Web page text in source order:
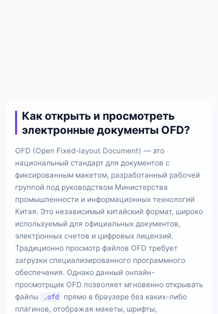
Как открыть и просмотреть
электронные документы OFD?
OFD (Open Fixed-layout Document) — это
национальный стандарт для документов с
фиксированным макетом, разработанный рабочей
группой под руководством Министерства
промышленности и информационных технологий
Китая. Это независимый китайский формат, широко
используемый для официальных документов,
электронных счетов и цифровых лицензий.
Традиционно просмотр файлов OFD требует
загрузки специализированного программного
обеспечения. Однако данный онлайн-
просмотрщик OFD позволяет мгновенно открывать
файлы
.ofd
прямо в браузере без каких-либо
плагинов, отображая макеты, шрифты,